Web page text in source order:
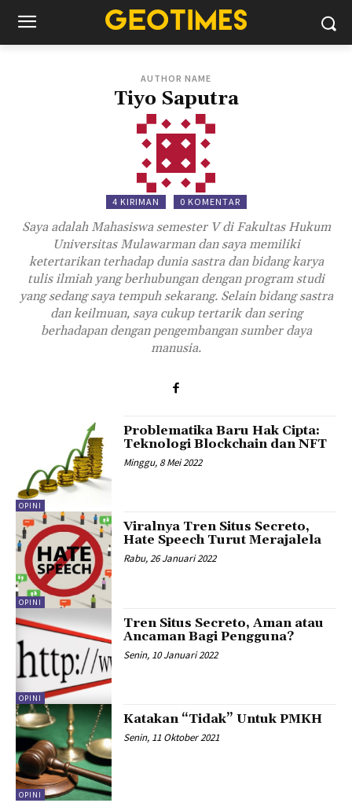
AUTHOR NAME
Tiyo Saputra
4 KIRIMAN 0 KOMENTAR
Saya adalah Mahasiswa semester V di Fakultas Hukum
Universitas Mulawarman dan saya memiliki
ketertarikan terhadap dunia sastra dan bidang karya
tulis ilmiah yang berhubungan dengan program studi
yang sedang saya tempuh sekarang. Selain bidang sastra
dan keilmuan, saya cukup tertarik dan sering
berhadapan dengan pengembangan sumber daya
manusia.
OPINI
Problematika Baru Hak Cipta:
Teknologi Blockchain dan NFT
Minggu, 8 Mei 2022
OPINI
Viralnya Tren Situs Secreto,
Hate Speech Turut Merajalela
Rabu, 26 Januari 2022
OPINI
Tren Situs Secreto, Aman atau
Ancaman Bagi Pengguna?
Senin, 10 Januari 2022
OPINI
Katakan “Tidak” Untuk PMKH
Senin, 11 Oktober 2021